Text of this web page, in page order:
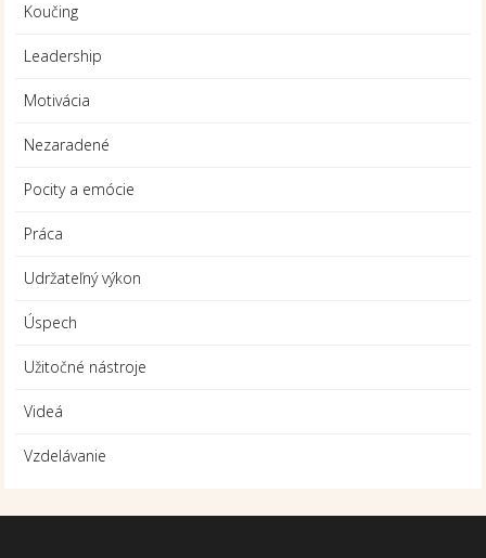
Koučing
Leadership
Motivácia
Nezaradené
Pocity a emócie
Práca
Udržateľný výkon
Úspech
Užitočné nástroje
Videá
Vzdelávanie